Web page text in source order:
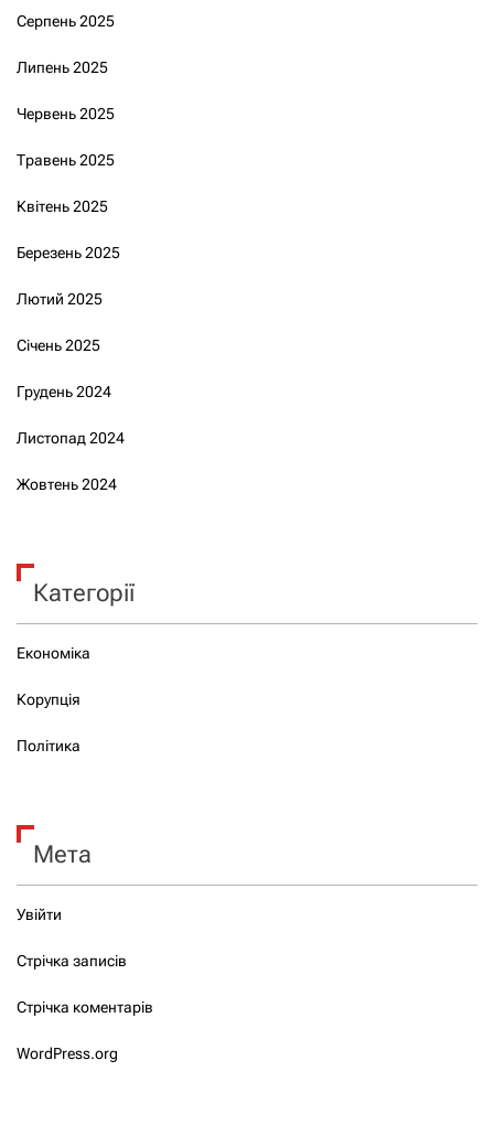
Серпень 2025
Липень 2025
Червень 2025
Травень 2025
Квітень 2025
Березень 2025
Лютий 2025
Січень 2025
Грудень 2024
Листопад 2024
Жовтень 2024
Категорії
Економіка
Корупція
Політика
Мета
Увійти
Стрічка записів
Стрічка коментарів
WordPress.org